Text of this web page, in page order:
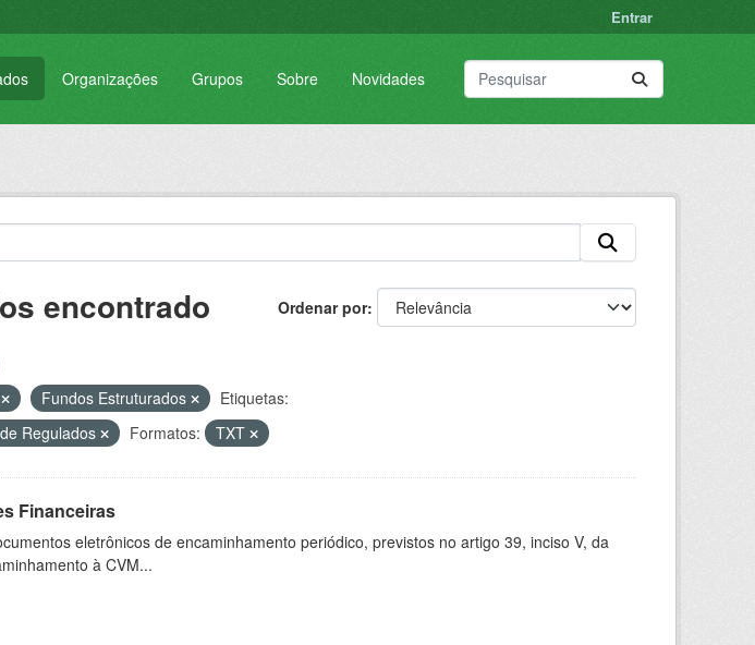
Entrar
Organizações Grupos Sobre Novidades
Ordenar por
encontrado
Fundos Estruturados
Etiquetas:
Regulados
Formatos: TXT
Financeiras
eletrônicos de encaminhamento periódico, previstos no artigo 39, inciso V, da
à CVM...